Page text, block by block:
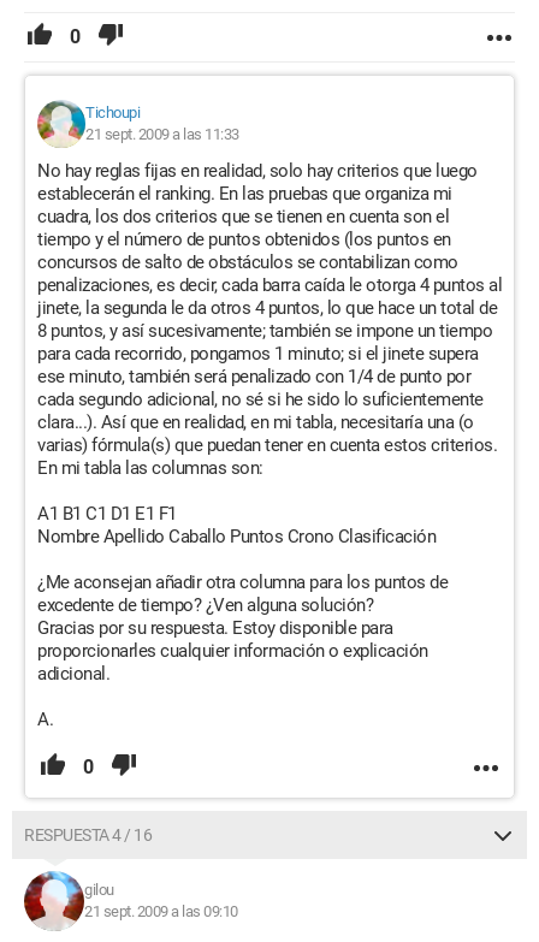
0
Tichoupi
21 sept. 2009 a las 11:33
No hay reglas fijas en realidad, solo hay criterios que luego
establecerán el ranking. En las pruebas que organiza mi
cuadra, los dos criterios que se tienen en cuenta son el
tiempo y el número de puntos obtenidos (los puntos en
concursos de salto de obstáculos se contabilizan como
penalizaciones, es decir, cada barra caída le otorga 4 puntos al
jinete, la segunda le da otros 4 puntos, lo que hace un total de
8 puntos, y así sucesivamente; también se impone un tiempo
para cada recorrido, pongamos 1 minuto; si el jinete supera
ese minuto, también será penalizado con 1/4 de punto por
cada segundo adicional, no sé si he sido lo suficientemente
clara...). Así que en realidad, en mi tabla, necesitaría una (o
varias) fórmula(s) que puedan tener en cuenta estos criterios.
En mi tabla las columnas son:
A1 B1 C1 D1 E1 F1
Nombre Apellido Caballo Puntos Crono Clasificación
¿Me aconsejan añadir otra columna para los puntos de
excedente de tiempo? ¿Ven alguna solución?
Gracias por su respuesta. Estoy disponible para
proporcionarles cualquier información o explicación
adicional.
A.
0
RESPUESTA 4 / 16
gilou
21 sept. 2009 a las 09:10